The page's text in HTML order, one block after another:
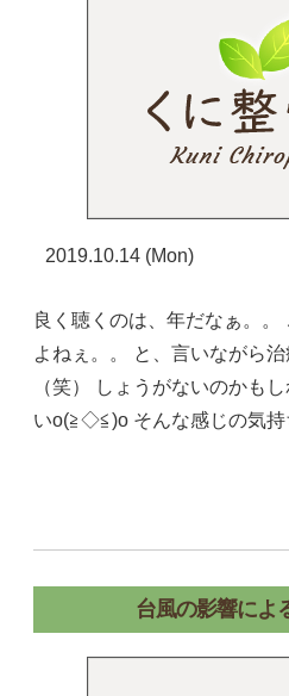
2019.10.14 (Mon)
良く聴くのは、年だなぁ。
よねぇ。。 と、言いながら
（笑） しょうがないのかも
いo(≧◇≦)o そんな感じの気持
台風の影響によ